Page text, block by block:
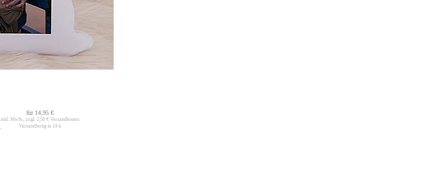
für 14,95 €
inkl. MwSt., zzgl. 2,50 €Versandkosten
Versandfertig in 24 h